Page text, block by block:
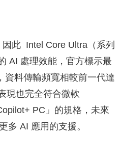
此 Intel Core Ultra（系列
AI 處理效能，官方標示最
資料傳輸頻寬相較前一代達
現也完全符合微軟
PC」的規格，未來
多 AI 應用的支援。